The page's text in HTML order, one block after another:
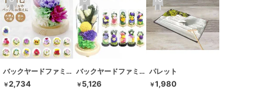
バックヤードファミリー
￥2,734
バックヤードファミリー
￥ 5,126
パレット
￥1,980